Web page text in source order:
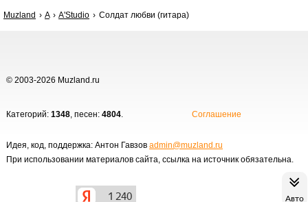
Авто
Muzland A A'Studio Солдат любви (гитара)
© 2003-2026 Muzland.ru
Категорий: 1348, песен: 4804. Соглашение
Идея, код, поддержка: Антон Гавзов admin@muzland.ru
При использовании материалов сайта, ссылка на источник обязательна.